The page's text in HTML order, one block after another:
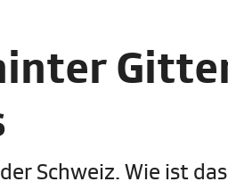
Schweiz. Wie ist das